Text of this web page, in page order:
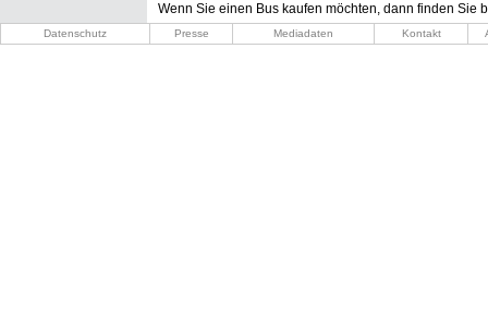
Wenn Sie einen Bus kaufen möchten, dann finden Sie
Datenschutz Presse Mediadaten Kontakt